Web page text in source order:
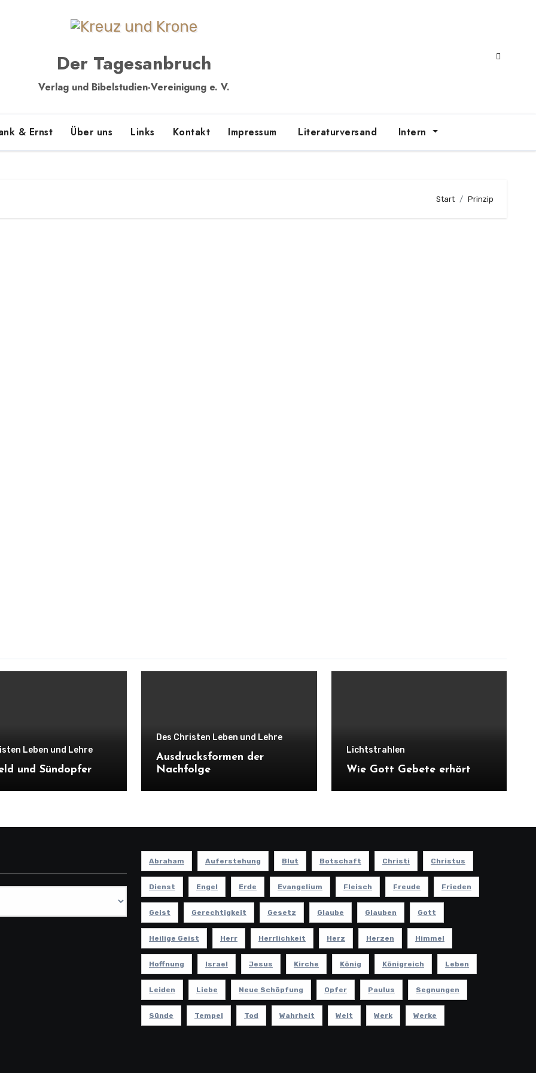
Der Tagesanbruch
Verlag und Bibelstudien-Vereinigung e. V.
& Ernst Über uns Links Kontakt Impressum Literaturversand Intern
Start Prinzip
Leben und Lehre
und Sündopfer
Des Christen Leben und Lehre
Ausdrucksformen der
Nachfolge
Lichtstrahlen
Wie Gott Gebete erhört
Abraham Auferstehung Blut Botschaft Christi Christus
Dienst Engel Erde Evangelium Fleisch Freude Frieden
Geist Gerechtigkeit Gesetz Glaube Glauben Gott
Heilige Geist Herr Herrlichkeit Herz Herzen Himmel
Hoffnung Israel Jesus Kirche König Königreich Leben
Leiden Liebe Neue Schöpfung Opfer Paulus Segnungen
Sünde Tempel Tod Wahrheit Welt Werk Werke